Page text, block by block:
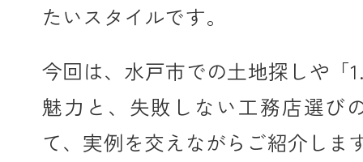
たいスタイルです。
今回は、水戸市での土地探しや「
魅力と、失敗しない工務店選び
て、実例を交えながらご紹介しま